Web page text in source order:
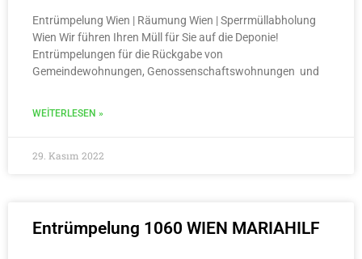
Entrümpelung Wien | Räumung Wien | Sperrmüllabholung
Wien Wir führen Ihren Müll für Sie auf die Deponie!
Entrümpelungen für die Rückgabe von
Gemeindewohnungen, Genossenschaftswohnungen und
WEITERLESEN »
29. Kasım 2022
Entrümpelung 1060 WIEN MARIAHILF